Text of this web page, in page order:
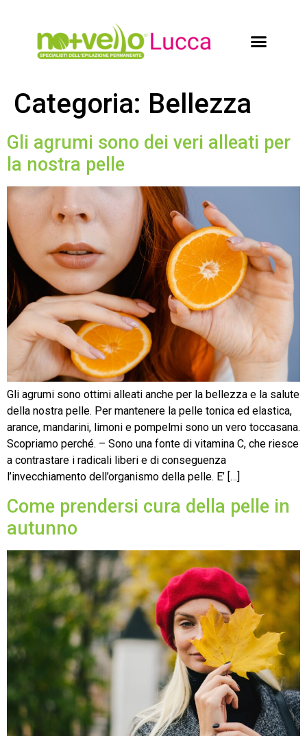
Categoria: Bellezza
Gli agrumi sono dei veri alleati per
la nostra pelle
Gli agrumi sono ottimi alleati anche per la bellezza e la salute
della nostra pelle. Per mantenere la pelle tonica ed elastica,
arance, mandarini, limoni e pompelmi sono un vero toccasana.
Scopriamo perché. – Sono una fonte di vitamina C, che riesce
a contrastare i radicali liberi e di conseguenza
l’invecchiamento dell’organismo della pelle. E’ […]
Come prendersi cura della pelle in
autunno